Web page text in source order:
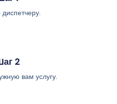
2
вам услугу.